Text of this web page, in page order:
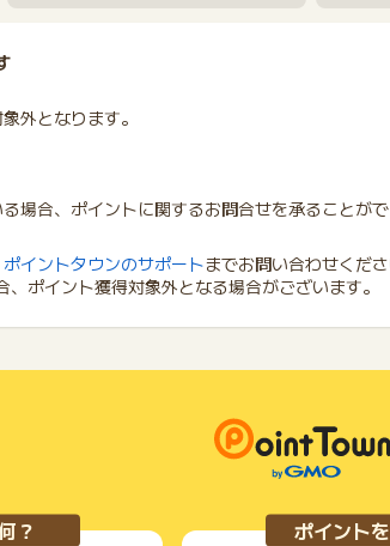
外となります。
場合、ポイントに関するお問合せを承ることが
ポイントタウンのサポートまでお問い合わせくだ
ポイント獲得対象外となる場合がございます。
？ ポイント